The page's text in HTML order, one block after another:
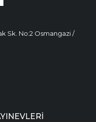
Sk. No:2 Osmangazi /